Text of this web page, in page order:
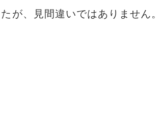
が、見間違いではありません。